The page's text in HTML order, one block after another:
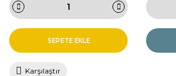
SEPETE EKLE
Karşılaştır